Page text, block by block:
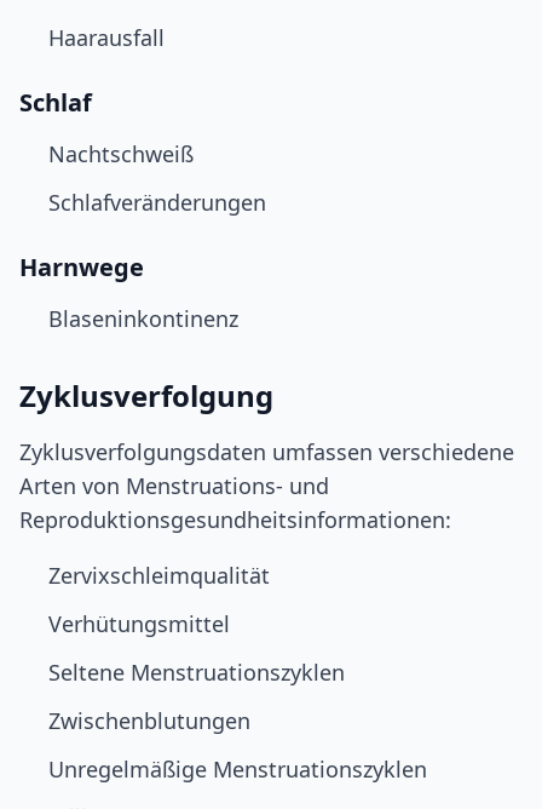
Haarausfall
Schlaf
Nachtschweiß
Schlafveränderungen
Harnwege
Blaseninkontinenz
Zyklusverfolgung
Zyklusverfolgungsdaten umfassen verschiedene
Arten von Menstruations- und
Reproduktionsgesundheitsinformationen:
Zervixschleimqualität
Verhütungsmittel
Seltene Menstruationszyklen
Zwischenblutungen
Unregelmäßige Menstruationszyklen